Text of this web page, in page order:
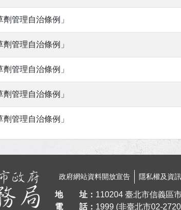
管理自治條例」
管理自治條例」
管理自治條例」
管理自治條例」
管理自治條例」
政府網站資料開放宣告 隱私權及資
地 址
110204 臺北市信義區
電 話
1999 (非臺北市02-